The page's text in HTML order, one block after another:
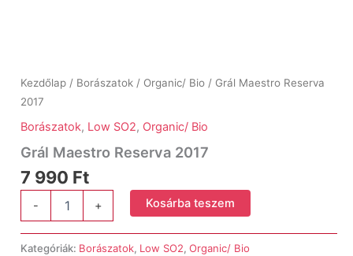
Kezdőlap / Borászatok / Organic/ Bio / Grál Maestro Reserva
2017
Borászatok, Low SO2, Organic/ Bio
Grál Maestro Reserva 2017
7 990 Ft
-
2017
+ Kosárba teszem
Kategóriák: Borászatok, Low SO2, Organic/ Bio